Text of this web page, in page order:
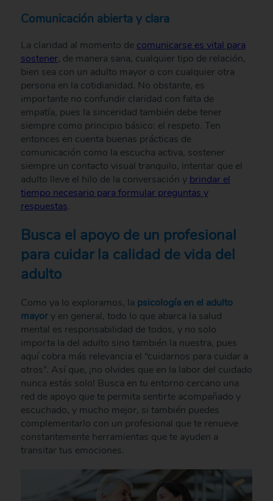
Comunicación abierta y clara
La claridad al momento de comunicarse es vital para
sostener, de manera sana, cualquier tipo de relación,
bien sea con un adulto mayor o con cualquier otra
persona en la cotidianidad. No obstante, es
importante no confundir claridad con falta de
empatía, pues la sinceridad también debe tener
siempre como principio básico: el respeto. Ten
entonces en cuenta buenas prácticas de
comunicación como la escucha activa, sostener
siempre un contacto visual tranquilo, intentar que el
adulto lleve el hilo de la conversación y brindar el
tiempo necesario para formular preguntas y
respuestas.
Busca el apoyo de un profesional
para cuidar la calidad de vida del
adulto
Como ya lo exploramos, la psicología en el adulto
mayory en general, todo lo que abarca la salud
mental es responsabilidad de todos, y no solo
importa la del adulto sino también la nuestra, pues
aquí cobra más relevancia el “cuidarnos para cuidar a
otros”. Así que, ¡no olvides que en la labor del cuidado
nunca estás solo! Busca en tu entorno cercano una
red de apoyo que te permita sentirte acompañado y
escuchado, y mucho mejor, si también puedes
complementarlo con un profesional que te renueve
constantemente herramientas que te ayuden a
transitar tus emociones.